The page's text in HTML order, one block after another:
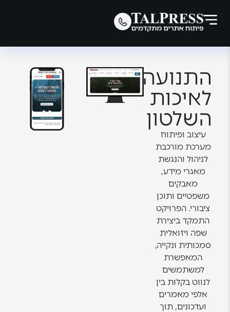
התנועה
לאיכות
השלטון
עיצוב ופיתוח
מערכת מורכבת
לניהול והנגשת
מאגרי מידע,
מאבקים
משפטיים ותוכן
ציבורי. הפרויקט
התמקד ביצירת
שפה ויזואלית
סמכותית ונקייה,
המאפשרת
למשתמשים
לנווט בקלות בין
אלפי מאמרים
ועדכונים, תוך